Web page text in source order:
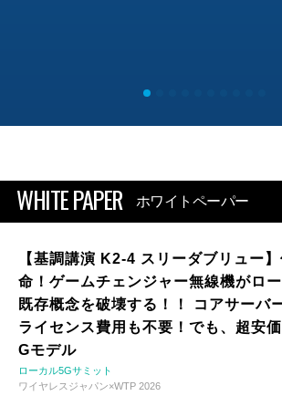
WHITE PAPER ホワイトペーパー
【基調講演 K2-4 スリーダブリュー
命！ゲームチェンジャー無線機がロ
既存概念を破壊する！！ コアサーバ
ライセンス費用も不要！でも、超安
Gモデル
ローカル5Gサミット
ワイヤレスジャパン×WTP 2026